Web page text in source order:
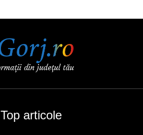
Top articole